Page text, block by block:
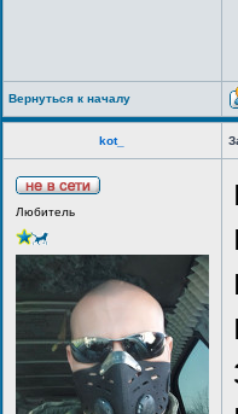
Вернуться к началу
kot_
Любитель